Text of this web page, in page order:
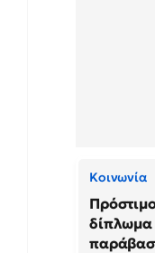
Κοινωνία
δίπλωμα